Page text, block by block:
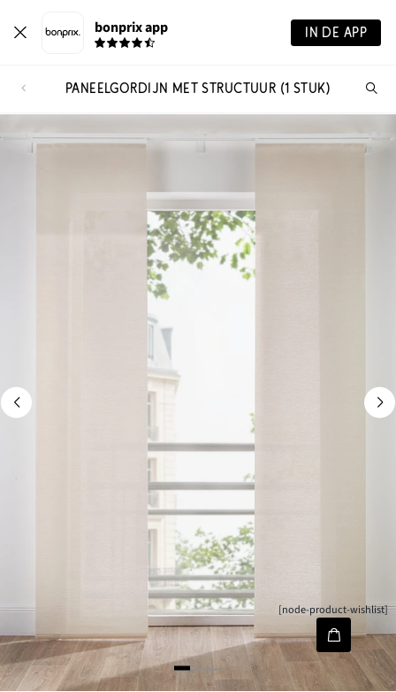
bonprix app IN DE APP
PANEELGORDIJN MET STRUCTUUR (1 STUK)
[node-product-wishlist]